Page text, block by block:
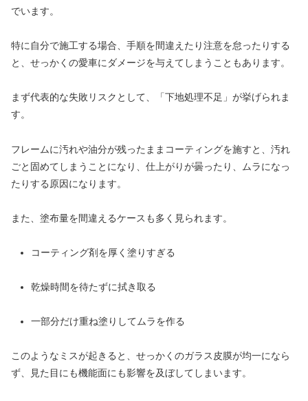
でいます。
特に自分で施工する場合、手順を間違えたり注意を怠ったりする
と、せっかくの愛車にダメージを与えてしまうこともあります。
まず代表的な失敗リスクとして、「下地処理不足」が挙げられま
す。
フレームに汚れや油分が残ったままコーティングを施すと、汚れ
ごと固めてしまうことになり、仕上がりが曇ったり、ムラになっ
たりする原因になります。
また、塗布量を間違えるケースも多く見られます。
コーティング剤を厚く塗りすぎる
乾燥時間を待たずに拭き取る
一部分だけ重ね塗りしてムラを作る
このようなミスが起きると、せっかくのガラス皮膜が均一になら
ず、見た目にも機能面にも影響を及ぼしてしまいます。